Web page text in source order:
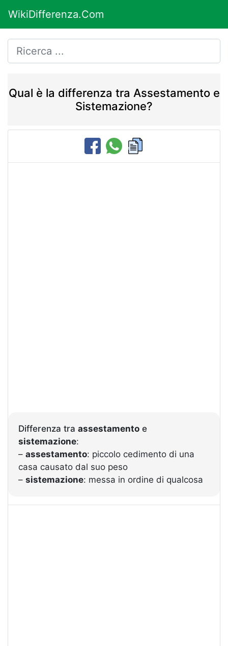
WikiDifferenza.Com
Qual è la differenza tra Assestamento e
Sistemazione?
Differenza tra assestamento e
sistemazione:
– assestamento: piccolo cedimento di una
casa causato dal suo peso
– sistemazione: messa in ordine di qualcosa